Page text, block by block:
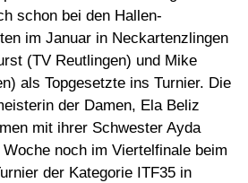
schon bei den Hallen-
im Januar in Neckartenzlingen
(TV Reutlingen) und Mike
als Topgesetzte ins Turnier. Die
der Damen, Ela Beliz
mit ihrer Schwester Ayda
noch im Viertelfinale beim
der Kategorie ITF35 in